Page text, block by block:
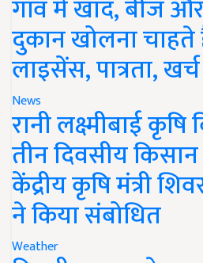
गांव में खाद, बीज
दुकान खोलना चाहते
लाइसेंस, पात्रता,
News
रानी लक्ष्मीबाई कृषि
तीन दिवसीय किसान
केंद्रीय कृषि मंत्री
ने किया संबोधित
Weather